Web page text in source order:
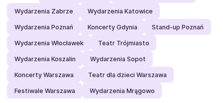
Wydarzenia Zabrze Wydarzenia Katowice
Wydarzenia Poznań Koncerty Gdynia Stand-up Poznań
Wydarzenia Włocławek Teatr Trójmiasto
Wydarzenia Koszalin Wydarzenia Sopot
Koncerty Warszawa Teatr dla dzieci Warszawa
Festiwale Warszawa Wydarzenia Mrągowo